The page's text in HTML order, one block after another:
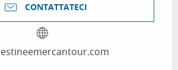
CONTATTATECI